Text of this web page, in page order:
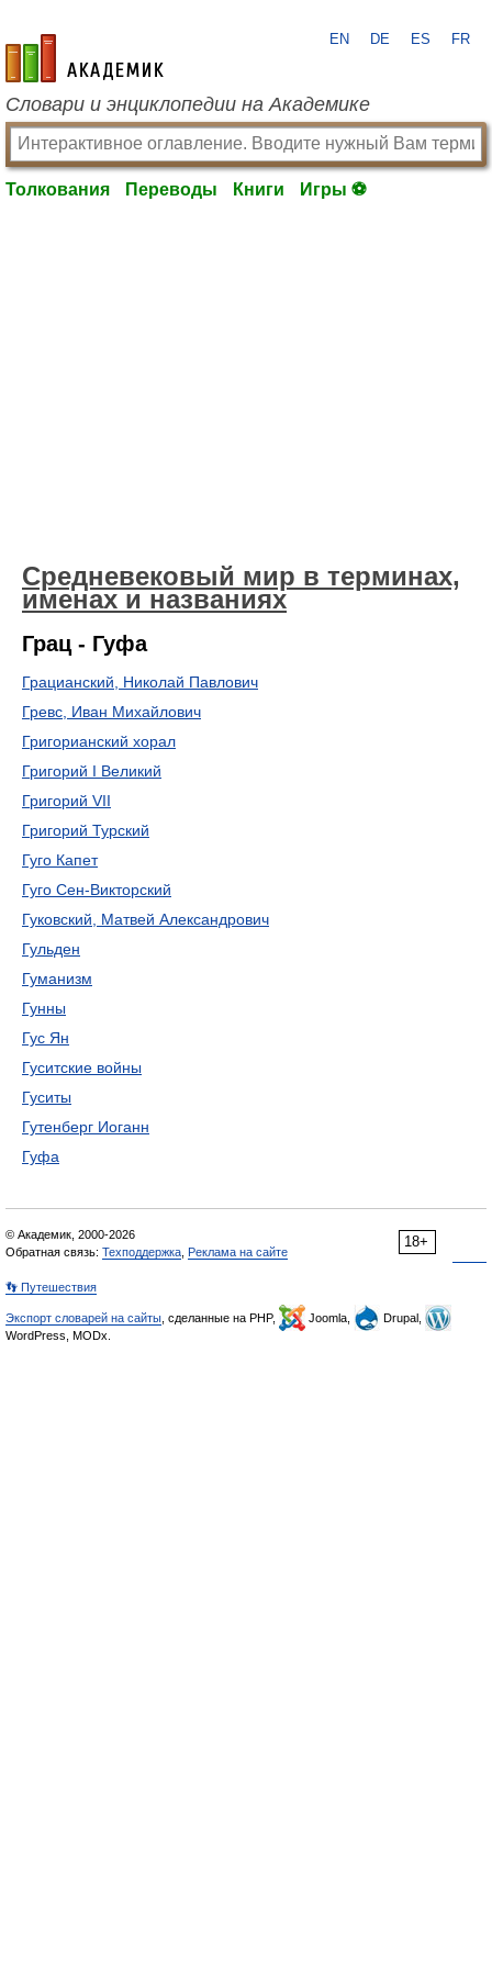
academic.ru
EN DE ES FR
Словари и энциклопедии на Академике
Толкования Переводы Книги Игры ⚽
Средневековый мир в терминах,
именах и названиях
Грац - Гуфа
Грацианский, Николай Павлович
Гревс, Иван Михайлович
Григорианский хорал
Григорий I Великий
Григорий VII
Григорий Турский
Гуго Капет
Гуго Сен-Викторский
Гуковский, Матвей Александрович
Гульден
Гуманизм
Гунны
Гус Ян
Гуситские войны
Гуситы
Гутенберг Иоганн
Гуфа
18+
© Академик, 2000-2026
Обратная связь: Техподдержка Реклама на сайте
👣 Путешествия
Экспорт словарей на сайты , сделанные на PHP, Joomla,
Drupal,
WordPress, MODx.